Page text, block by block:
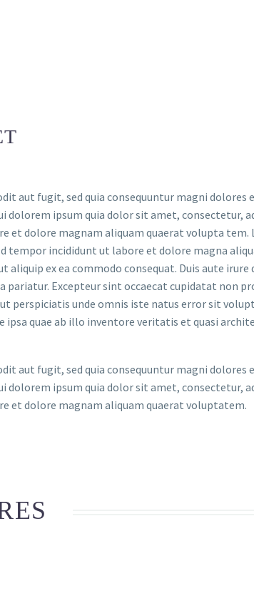
aut fugit, sed quia consequuntur magni dolores
dolorem ipsum quia dolor sit amet, consectetur,
et dolore magnam aliquam quaerat volupta tem.
tempor incididunt ut labore et dolore magna
ex ea commodo consequat. Duis aute irure
Excepteur sint occaecat cupidatat non
perspiciatis unde omnis iste natus error sit
quae ab illo inventore veritatis et quasi
aut fugit, sed quia consequuntur magni dolores
dolorem ipsum quia dolor sit amet, consectetur,
et dolore magnam aliquam quaerat voluptatem.